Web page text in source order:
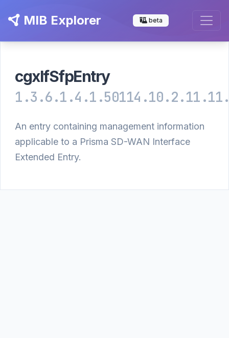
MIB Explorer beta
cgxIfSfpEntry
An entry containing management information
applicable to a Prisma SD-WAN Interface
Extended Entry.